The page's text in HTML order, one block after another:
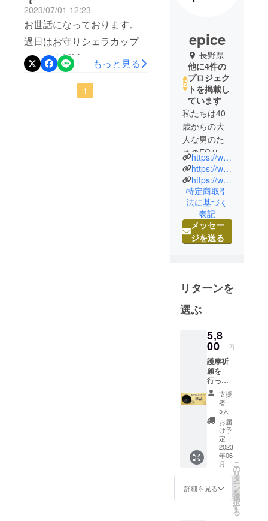
2023/07/01 12:23
お世話になっております。
過日はお守りシェラカップ
へのご支援誠にありがとう
ございました。また、お届
けが遅れてしまい本当に申
もっと見る
1
epice
長野県
他に4件の
プロジェク
トを掲載し
ています
私たちは40
歳からの大
人な男のた
めのECサイ
トOTONA-
MONOを運
営しており
ます。。
ショップオ
リジナルの
国産アウト
をはじめ、
大人の暮ら
しが豊かに
した商品を
提案してい
ます。
https://www.epice-sun.com
https://www.otona-mono.com
https://www.findorbit.jp
特定商取引
法に基づく
表記
メッセー
ジを送る
リターンを
選ぶ
5,8
00 円
護摩祈
願を
行っ
た、善
光寺ロ
ゴ入り
シェラ
カッ
プ 1個
※限定品
につ
き、一
般販売
の予定
はあり
支援
者：
5人
お届
け予
定：
2023
年06
月
詳細を見る
こ
の
リ
タ
ー
ン
を
選
択
す
る